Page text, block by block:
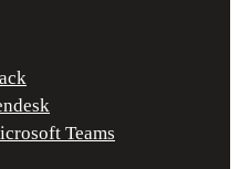
Teams